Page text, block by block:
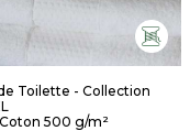
Toilette - Collection
500 g/m²